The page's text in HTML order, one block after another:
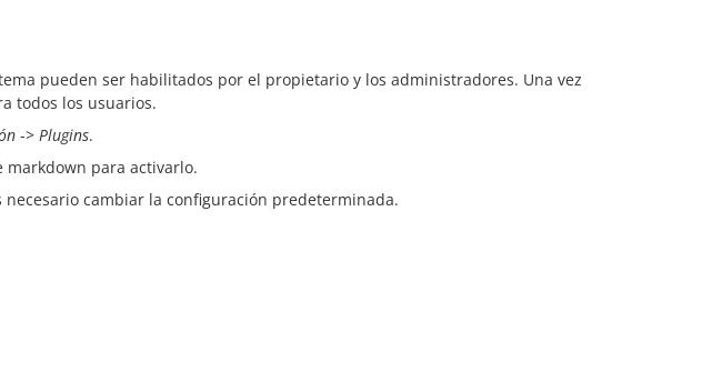
pueden ser habilitados por el propietario y los administradores. Una vez
todos los usuarios.
-> Plugins.
para activarlo.
cambiar la configuración predeterminada.